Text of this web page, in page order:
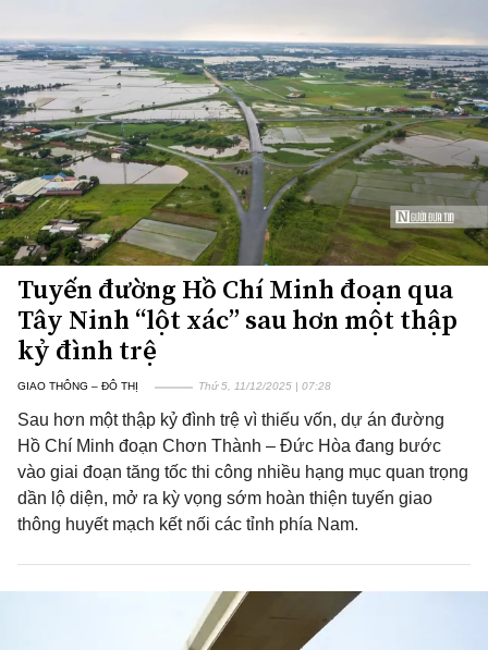
Tuyến đường Hồ Chí Minh đoạn qua
Tây Ninh “lột xác” sau hơn một thập
kỷ đình trệ
GIAO THÔNG – ĐÔ THỊ Thứ 5, 11/12/2025 | 07:28
Sau hơn một thập kỷ đình trệ vì thiếu vốn, dự án đường
Hồ Chí Minh đoạn Chơn Thành – Đức Hòa đang bước
vào giai đoạn tăng tốc thi công nhiều hạng mục quan trọng
dần lộ diện, mở ra kỳ vọng sớm hoàn thiện tuyến giao
thông huyết mạch kết nối các tỉnh phía Nam.